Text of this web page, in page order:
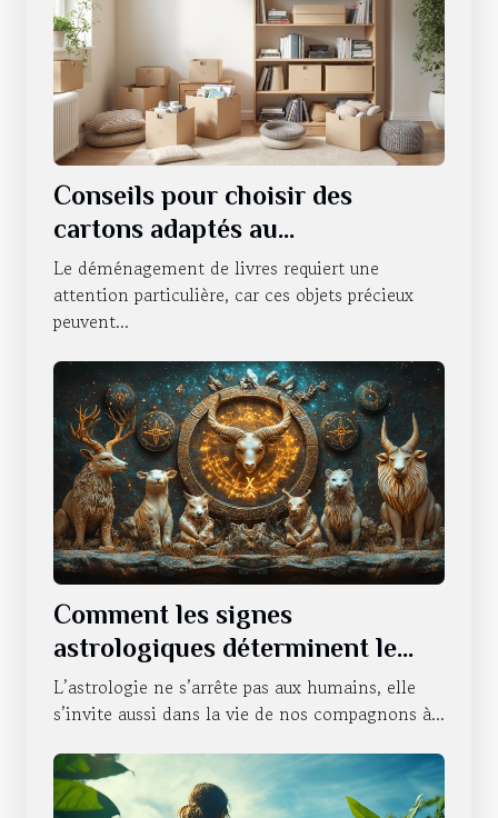
Conseils pour choisir des
cartons adaptés au
déménagement de livres
Le déménagement de livres requiert une
attention particulière, car ces objets précieux
peuvent...
Comment les signes
astrologiques déterminent le
caractère de nos animaux
domestiques
L’astrologie ne s’arrête pas aux humains, elle
s’invite aussi dans la vie de nos compagnons à...